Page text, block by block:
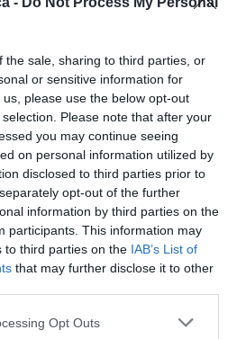
the sale, sharing to third parties, or
or sensitive information for
please use the below opt-out
Please note that after your
you may continue seeing
on personal information utilized by
disclosed to third parties prior to
opt-out of the further
information by third parties on the
participants. This information may
to third parties on the IAB’s List of
that may further disclose it to other
Opt Outs
din Italia.
la care recurg liderii populişti
străinătate
am primit informaţii noi de la
Externe, Luminiţa
foarte mult pentru
asigurări că, la Cagliari, fără
oficiu consular. Evident că mai
importante, selectarea